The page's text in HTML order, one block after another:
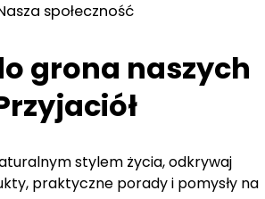
społeczność
grona naszych
stylem życia, odkrywaj
praktyczne porady i pomysły na